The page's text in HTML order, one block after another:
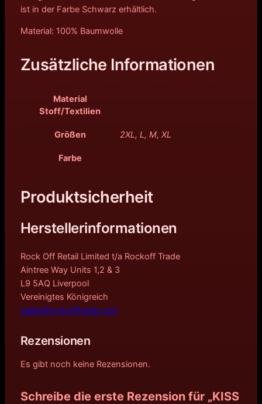
ist in der Farbe Schwarz erhältlich.
Material: 100% Baumwolle
Zusätzliche Informationen
Material
Stoff/Textilien
Größen 2XL, L, M, XL
Farbe
Produktsicherheit
Herstellerinformationen
Rock Off Retail Limited t/a Rockoff Trade
Aintree Way Units 1,2 & 3
L9 5AQ Liverpool
Vereinigtes Königreich
sales@rockofftrade.com
Rezensionen
Es gibt noch keine Rezensionen.
Schreibe die erste Rezension für „KISS